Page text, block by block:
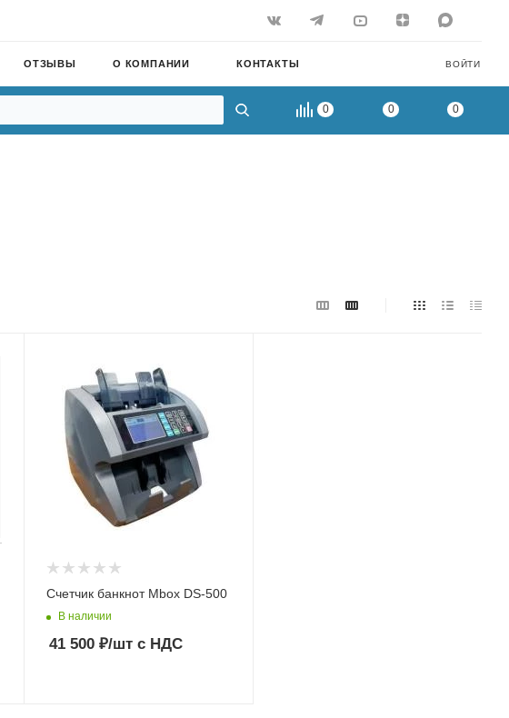
ВОЙТИ
ОТЗЫВЫ О КОМПАНИИ КОНТАКТЫ
0 0 0
Счетчик банкнот Mbox DS-500
В наличии
41 500 ₽/шт с НДС